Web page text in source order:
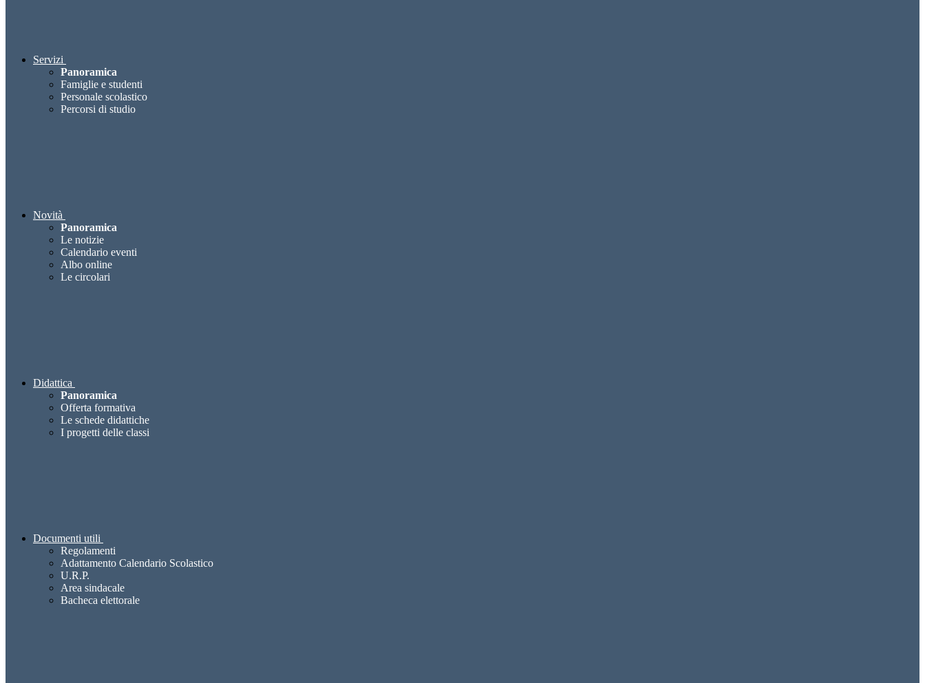
Servizi
Panoramica
Famiglie e studenti
Personale scolastico
Percorsi di studio
Novità
Panoramica
Le notizie
Calendario eventi
Albo online
Le circolari
Didattica
Panoramica
Offerta formativa
Le schede didattiche
I progetti delle classi
Documenti utili
Regolamenti
Adattamento Calendario Scolastico
U.R.P.
Area sindacale
Bacheca elettorale